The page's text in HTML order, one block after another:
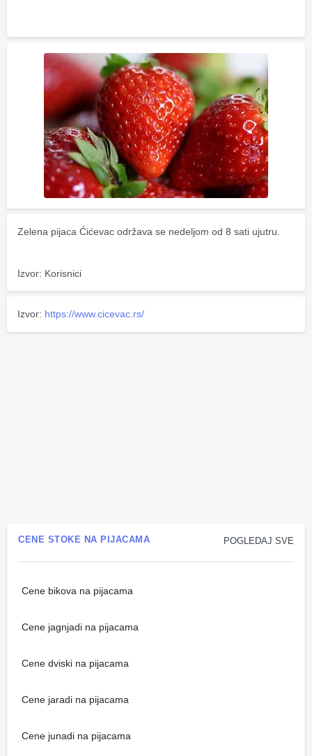
Zelena pijaca Ćićevac održava se nedeljom od 8 sati ujutru.
Izvor: Korisnici
Izvor: https://www.cicevac.rs/
POGLEDAJ SVE
CENE STOKE NA PIJACAMA
Cene bikova na pijacama
Cene jagnjadi na pijacama
Cene dviski na pijacama
Cene jaradi na pijacama
Cene junadi na pijacama